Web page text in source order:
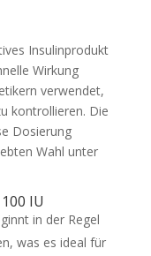
Insulinprodukt
Wirkung
verwendet,
kontrollieren. Die
Dosierung
Wahl unter
IU
in der Regel
was es ideal für